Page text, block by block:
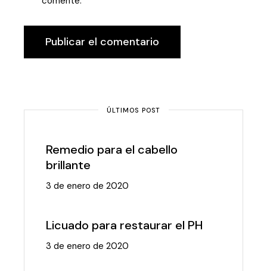
Publicar el comentario
ÚLTIMOS POST
Remedio para el cabello
brillante
3 de enero de 2020
Licuado para restaurar el PH
3 de enero de 2020